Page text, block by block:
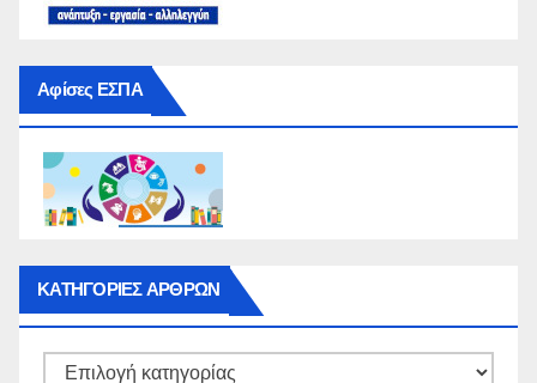
Αφίσες ΕΣΠΑ
ΚΑΤΗΓΟΡΙΕΣ ΑΡΘΡΩΝ
ΚΑΤΗΓΟΡΙΕΣ